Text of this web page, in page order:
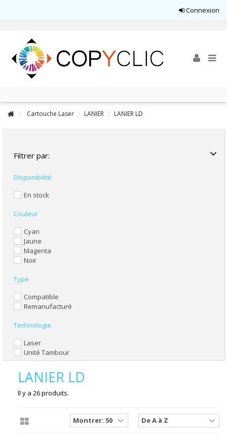
Connexion
Cartouche Laser LANIER LANIER LD
Filtrer par:
Disponibilité
En stock
Couleur
Cyan
Jaune
Magenta
Noir
Type
Compatible
Remanufacturé
Technologie
Laser
Unité Tambour
LANIER LD
Il y a 26 produits.